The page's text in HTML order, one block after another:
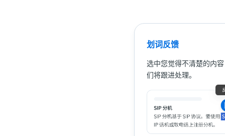
划词反馈
选中您觉得不清楚的内
们将跟进处理。